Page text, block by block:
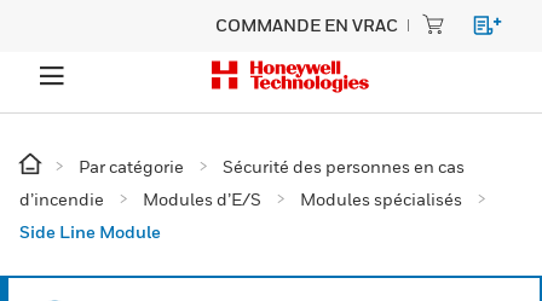
COMMANDE EN VRAC
Par catégorie
Sécurité des personnes en cas
d’incendie
Modules d’E/S
Modules spécialisés
Side Line Module